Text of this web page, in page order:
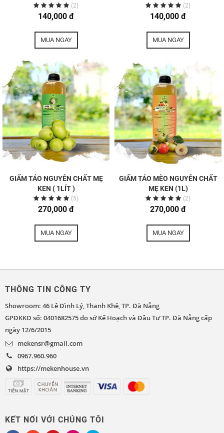
(2)
140,000 đ
MUA NGAY
(2)
140,000 đ
MUA NGAY
GIẤM TÁO NGUYÊN CHẤT MẸ
KEN ( 1LÍT )
(5)
270,000 đ
MUA NGAY
GIẤM TÁO MÈO NGUYÊN CHẤT
MẸ KEN (1L)
(2)
270,000 đ
MUA NGAY
THÔNG TIN CÔNG TY
Showroom: 46 Lê Đình Lý, Thanh Khê, TP. Đà Nẵng
GPĐKKD số: 0401682575 do sở Kế Hoạch và Đầu Tư TP. Đà Nẵng cấp
ngày 12/6/2015
mekensr@gmail.com
0967.960.960
https://mekenhouse.vn
KẾT NỐI VỚI CHÚNG TÔI